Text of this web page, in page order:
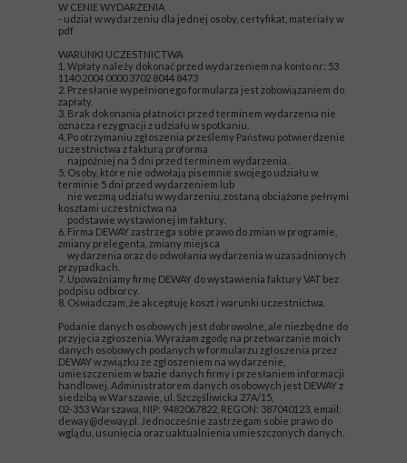
W CENIE WYDARZENIA
- udział w wydarzeniu dla jednej osoby, certyfikat, materiały w
pdf
WARUNKI UCZESTNICTWA
1. Wpłaty należy dokonać przed wydarzeniem na konto nr: 53
1140 2004 0000 3702 8044 8473
2. Przesłanie wypełnionego formularza jest zobowiązaniem do
zapłaty.
3. Brak dokonania płatności przed terminem wydarzenia nie
oznacza rezygnacji z udziału w spotkaniu.
4. Po otrzymaniu zgłoszenia prześlemy Państwu potwierdzenie
uczestnictwa z fakturą proforma
najpóźniej na 5 dni przed terminem wydarzenia.
5. Osoby, które nie odwołają pisemnie swojego udziału w
terminie 5 dni przed wydarzeniem lub
nie wezmą udziału w wydarzeniu, zostaną obciążone pełnymi
kosztami uczestnictwa na
podstawie wystawionej im faktury.
6. Firma DEWAY zastrzega sobie prawo do zmian w programie,
zmiany prelegenta, zmiany miejsca
wydarzenia oraz do odwołania wydarzenia w uzasadnionych
przypadkach.
7. Upoważniamy firmę DEWAY do wystawienia faktury VAT bez
podpisu odbiorcy.
8. Oświadczam, że akceptuję koszt i warunki uczestnictwa.
Podanie danych osobowych jest dobrowolne, ale niezbędne do
przyjęcia zgłoszenia. Wyrażam zgodę na przetwarzanie moich
danych osobowych podanych w formularzu zgłoszenia przez
DEWAY w związku ze zgłoszeniem na wydarzenie,
umieszczeniem w bazie danych firmy i przesłaniem informacji
handlowej. Administratorem danych osobowych jest DEWAY z
siedzibą w Warszawie, ul. Szczęśliwicka 27A/15,
02-353 Warszawa, NIP: 9482067822, REGON: 387040123, email:
deway@deway.pl. Jednocześnie zastrzegam sobie prawo do
wglądu, usunięcia oraz uaktualnienia umieszczonych danych.